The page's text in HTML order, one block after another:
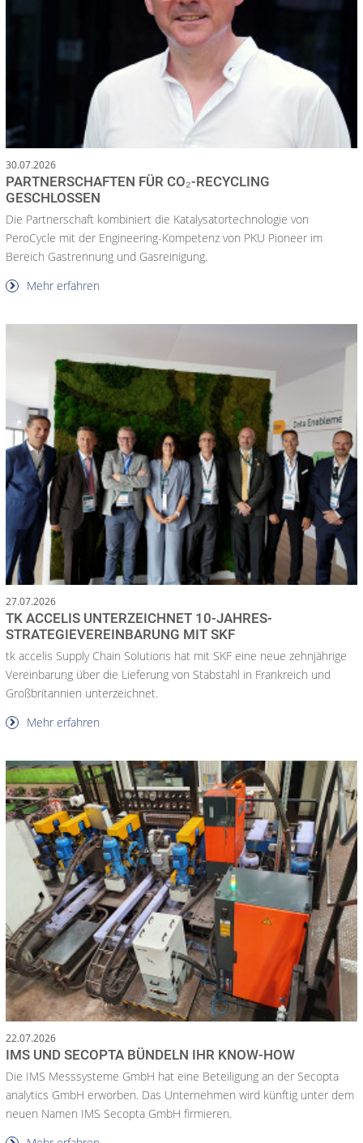
30.07.2026
PARTNERSCHAFTEN FÜR CO₂-RECYCLING
GESCHLOSSEN
Die Partnerschaft kombiniert die Katalysatortechnologie von
PeroCycle mit der Engineering-Kompetenz von PKU Pioneer im
Bereich Gastrennung und Gasreinigung.
Mehr erfahren
27.07.2026
TK ACCELIS UNTERZEICHNET 10-JAHRES-
STRATEGIEVEREINBARUNG MIT SKF
tk accelis Supply Chain Solutions hat mit SKF eine neue zehnjährige
Vereinbarung über die Lieferung von Stabstahl in Frankreich und
Großbritannien unterzeichnet.
Mehr erfahren
22.07.2026
IMS UND SECOPTA BÜNDELN IHR KNOW-HOW
Die IMS Messsysteme GmbH hat eine Beteiligung an der Secopta
analytics GmbH erworben. Das Unternehmen wird künftig unter dem
neuen Namen IMS Secopta GmbH firmieren.